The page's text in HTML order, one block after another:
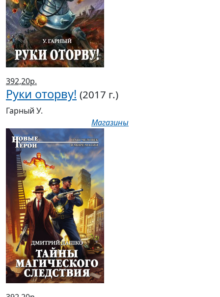
392,20р.
Руки оторву! (2017 г.)
Гарный У.
Магазины